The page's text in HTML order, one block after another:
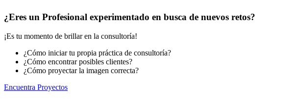
¿Eres un Profesional experimentado en busca de nuevos retos?
¡Es tu momento de brillar en la consultoría!
¿Cómo iniciar tu propia práctica de consultoría?
¿Cómo encontrar posibles clientes?
¿Cómo proyectar la imagen correcta?
Encuentra Proyectos